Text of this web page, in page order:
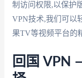
制访问权限,以保护
VPN技术,我们可以
果TV等视频平台的
回国 VPN